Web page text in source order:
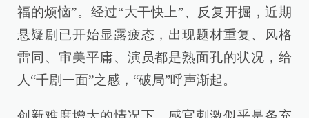
福的烦恼”。经过“大干快上”、反复开掘，近期
悬疑剧已开始显露疲态，出现题材重复、风格
雷同、审美平庸、演员都是熟面孔的状况，给
人“千剧一面”之感，“破局”呼声渐起。